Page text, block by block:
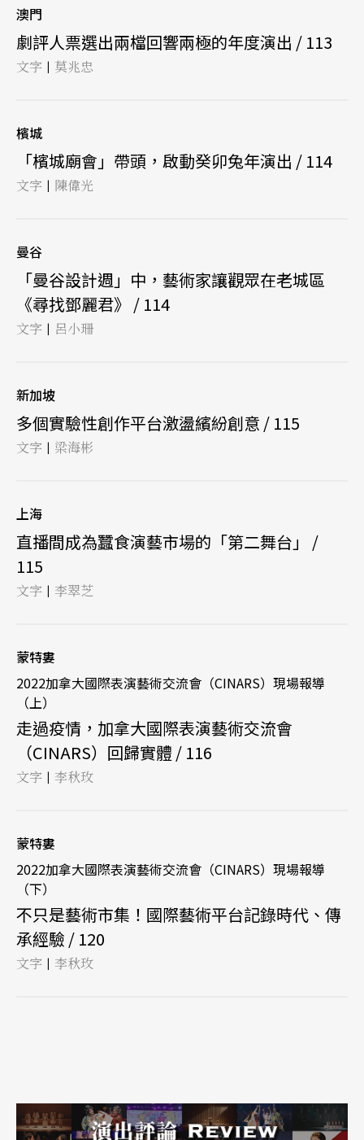
澳門
劇評人票選出兩檔回響兩極的年度演出 / 113
文字 | 莫兆忠
檳城
「檳城廟會」帶頭，啟動癸卯兔年演出 / 114
文字 | 陳偉光
曼谷
「曼谷設計週」中，藝術家讓觀眾在老城區
《尋找鄧麗君》 / 114
文字 | 呂小珊
新加坡
多個實驗性創作平台激盪繽紛創意 / 115
文字 | 梁海彬
上海
直播間成為蠶食演藝市場的「第二舞台」 /
115
文字 | 李翠芝
蒙特婁
2022加拿大國際表演藝術交流會（CINARS）現場報導
（上）
走過疫情，加拿大國際表演藝術交流會
（CINARS）回歸實體 / 116
文字 | 李秋玫
蒙特婁
2022加拿大國際表演藝術交流會（CINARS）現場報導
（下）
不只是藝術市集！國際藝術平台記錄時代、傳
承經驗 / 120
文字 | 李秋玫